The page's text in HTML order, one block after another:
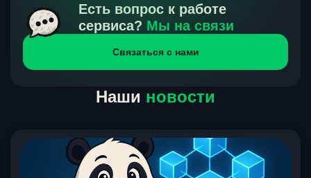
получения нами средств от тебя, а на другой части
направлений курс, указанный на сайте, является
окончательным. Если сомневаешься, напиши в онлайн-
чат на сайте, мы поможем разобраться.
Есть вопрос к работе
сервиса? Мы на связи
Связаться с нами
Наши новости